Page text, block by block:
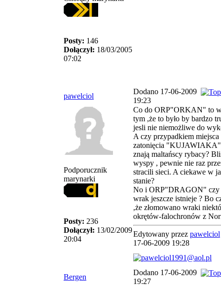
Posty: 146
Dołączył: 18/03/2005
07:02
pawelciol
Dodano 17-06-2009
19:23
Podporucznik
marynarki
Posty: 236
Dołączył: 13/02/2009
20:04
Co do ORP"ORKAN" to
tym ,że to było by bardzo
jesli nie niemożliwe do
A czy przypadkiem miejsca
zatonięcia
znają maltańscy rybacy?
wyspy , pewnie nie raz
stracili sieci. A ciekawe w
stanie?
No i ORP"DRAGON" czy
wrak jeszcze istnieje ? Bo
,że złomowano wraki
okrętów-falochronów z
Edytowany przez pawelciol
17-06-2009 19:28
Bergen
Dodano 17-06-2009
19:27